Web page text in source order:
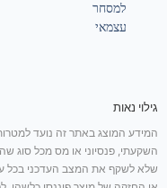
למסחר
עצמאי
גילוי נאות
המידע המוצג באתר זה נועד למטרות
השקעתי, פנסיוני או מס מכל סוג
שלא לשקף את המצב העדכני בכל